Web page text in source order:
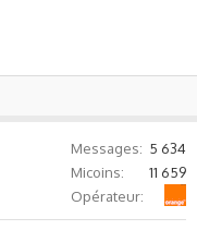
o
Messages
5 634
Micoins
11 659
Opérateur